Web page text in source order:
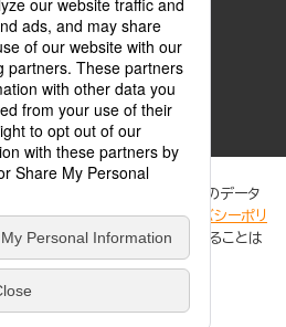
配信サービスが、著作権者からコンテンツ使用許諾を
示す登録商標(登録番号 第6091713号)です。
ているサービスの一覧はこちら。
利便性向上のためにCookie等のデータ
についての詳細は、「プライバシーポリ
では、訪問者の個人情報を追跡することは